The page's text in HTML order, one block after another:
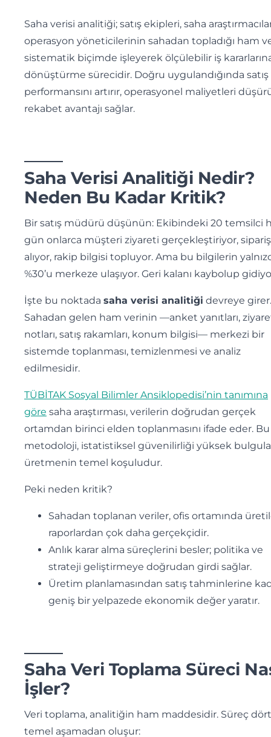
Saha verisi analitiği; satış ekipleri, saha
operasyon yöneticilerinin sahadan topladığı ham
sistematik biçimde işleyerek ölçülebilir iş
dönüştürme sürecidir. Doğru uygulandığında satış
performansını artırır, operasyonel maliyetleri
rekabet avantajı sağlar.
Saha Verisi Analitiği Nedir?
Neden Bu Kadar Kritik?
Bir satış müdürü düşünün: Ekibindeki 20 temsilci
gün onlarca müşteri ziyareti gerçekleştiriyor, sipariş
alıyor, rakip bilgisi topluyor. Ama bu bilgilerin
%30’u merkeze ulaşıyor. Geri kalanı kaybolup
İşte bu noktada saha verisi analitiği devreye girer.
Sahadan gelen ham verinin —anket yanıtları,
notları, satış rakamları, konum bilgisi— merkezi bir
sistemde toplanması, temizlenmesi ve analiz
edilmesidir.
TÜBİTAK Sosyal Bilimler Ansiklopedisi’nin tanımına
göre saha araştırması, verilerin doğrudan gerçek
ortamdan birinci elden toplanmasını ifade eder. Bu
metodoloji, istatistiksel güvenilirliği yüksek
üretmenin temel koşuludur.
Peki neden kritik?
Sahadan toplanan veriler, ofis ortamında
raporlardan çok daha gerçekçidir.
Anlık karar alma süreçlerini besler; politika ve
strateji geliştirmeye doğrudan girdi sağlar.
Üretim planlamasından satış tahminlerine
geniş bir yelpazede ekonomik değer yaratır.
Saha Veri Toplama Süreci
İşler?
Veri toplama, analitiğin ham maddesidir. Süreç dört
temel aşamadan oluşur: